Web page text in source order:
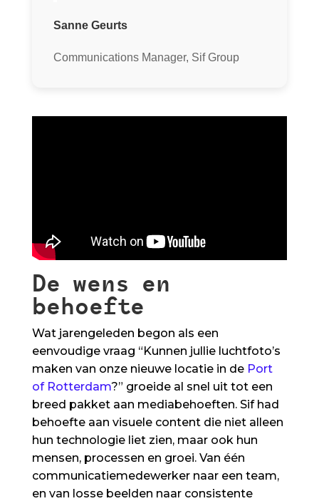
Sanne Geurts
Communications Manager, Sif Group
De wens en
behoefte
Wat jarengeleden begon als een
eenvoudige vraag “Kunnen jullie luchtfoto’s
maken van onze nieuwe locatie in de Port
of Rotterdam?” groeide al snel uit tot een
breed pakket aan mediabehoeften. Sif had
behoefte aan visuele content die niet alleen
hun technologie liet zien, maar ook hun
mensen, processen en groei. Van één
communicatiemedewerker naar een team,
en van losse beelden naar consistente